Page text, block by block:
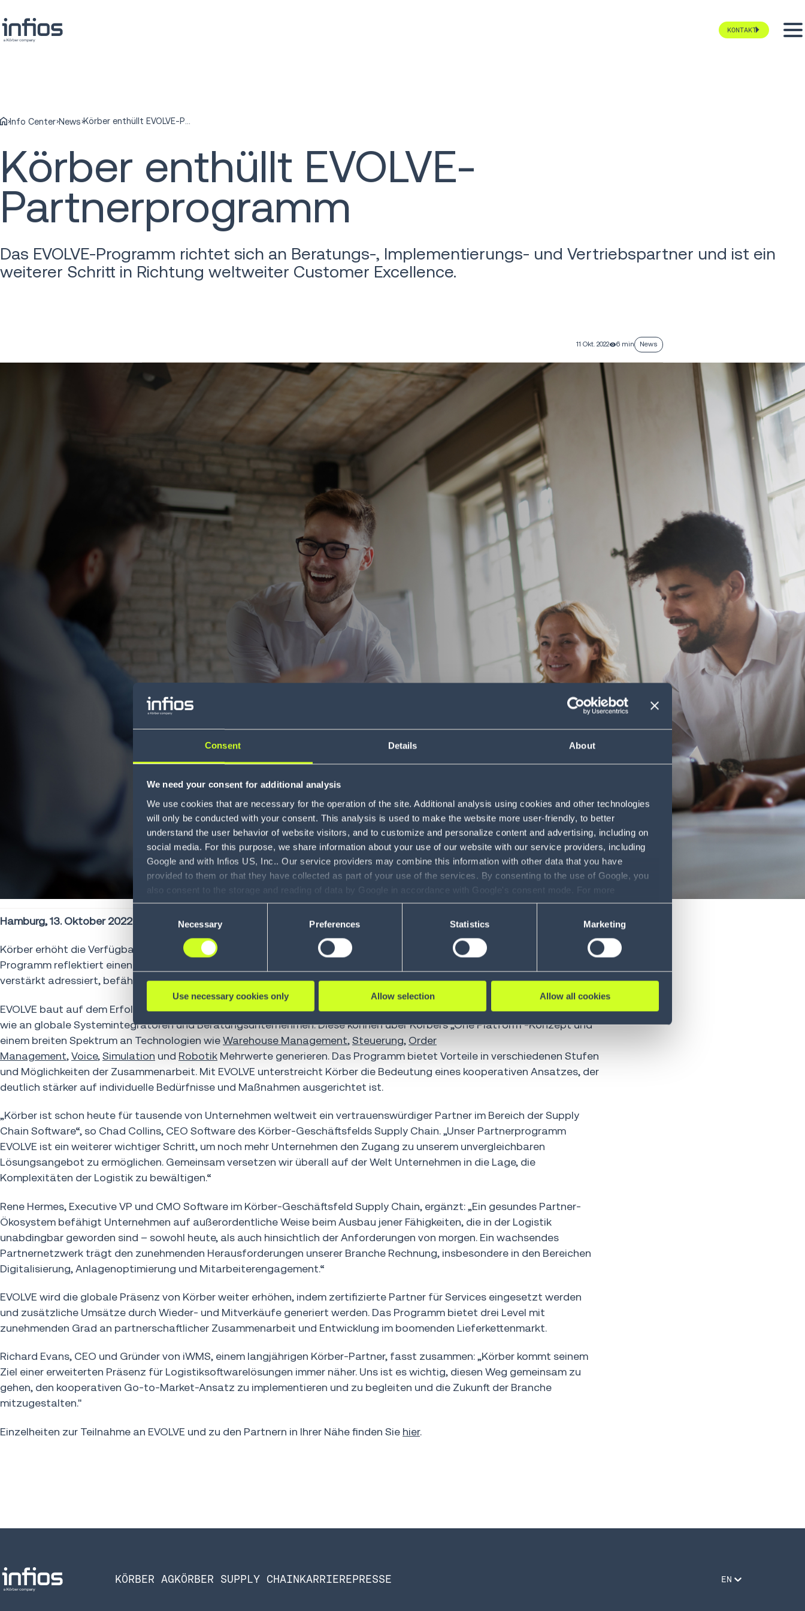
Consent Details About
We need your consent for additional analysis
We use cookies that are necessary for the operation of the site. Additional analysis using cookies and other technologies
will only be conducted with your consent. This analysis is used to make the website more user-friendly, to better
understand the user behavior of website visitors, and to customize and personalize content and advertising, including on
social media. For this purpose, we share information about your use of our website with our service providers, including
Google and with Infios US, Inc.. Our service providers may combine this information with other data that you have
provided to them or that they have collected as part of your use of the services. By consenting to the use of Google, you
also consent to the storage and reading of data by Google in accordance with Google's consent mode. For more
information, including the ability to revoke your consent and the service providers we use, please refer to our Privacy
see Privacy Policy
Selection
Necessary Preferences Statistics Marketing
Use necessary cookies only Allow selection Allow all cookies
KONTAKT
Info Center News
Körber enthüllt EVOLVE-
Partnerprogramm
Das EVOLVE-Programm richtet sich an Beratungs-, Implementierungs- und Vertriebspartner und ist ein
weiterer Schritt in Richtung weltweiter Customer Excellence.
11 Okt. 2022 6 min News
Hamburg, 13. Oktober 2022.
Körber erhöht die Verfügbarkeit seiner Logistiksoftwarelösungen durch das neue Partnerschaftsmodell EVOLVE. Das
Programm reflektiert einen maßgeschneiderten Ansatz, über den angesehene Akteure der gesamten Logistikbranche
verstärkt adressiert, befähigt und unterstützt werden.
EVOLVE baut auf dem Erfolg bestehender Kooperationen auf und richtet sich an kleine und wachsende Partner ebenso
wie an globale Systemintegratoren und Beratungsunternehmen. Diese können über Körbers „One Platform"-Konzept und
einem breiten Spektrum an Technologien wieWarehouse Management, Steuerung, Order
Management, Voice, Simulation und Robotik Mehrwerte generieren. Das Programm bietet Vorteile in verschiedenen Stufen
und Möglichkeiten der Zusammenarbeit. Mit EVOLVE unterstreicht Körber die Bedeutung eines kooperativen Ansatzes, der
deutlich stärker auf individuelle Bedürfnisse und Maßnahmen ausgerichtet ist.
„Körber ist schon heute für tausende von Unternehmen weltweit ein vertrauenswürdiger Partner im Bereich der Supply
Chain Software“, so Chad Collins, CEO Software des Körber-Geschäftsfelds Supply Chain. „Unser Partnerprogramm
EVOLVE ist ein weiterer wichtiger Schritt, um noch mehr Unternehmen den Zugang zu unserem unvergleichbaren
Lösungsangebot zu ermöglichen. Gemeinsam versetzen wir überall auf der Welt Unternehmen in die Lage, die
Komplexitäten der Logistik zu bewältigen.“
Rene Hermes, Executive VP und CMO Software im Körber-Geschäftsfeld Supply Chain, ergänzt: „Ein gesundes Partner-
Ökosystem befähigt Unternehmen auf außerordentliche Weise beim Ausbau jener Fähigkeiten, die in der Logistik
unabdingbar geworden sind – sowohl heute, als auch hinsichtlich der Anforderungen von morgen. Ein wachsendes
Partnernetzwerk trägt den zunehmenden Herausforderungen unserer Branche Rechnung, insbesondere in den Bereichen
Digitalisierung, Anlagenoptimierung und Mitarbeiterengagement.“
EVOLVE wird die globale Präsenz von Körber weiter erhöhen, indem zertifizierte Partner für Services eingesetzt werden
und zusätzliche Umsätze durch Wieder- und Mitverkäufe generiert werden. Das Programm bietet drei Level mit
zunehmenden Grad an partnerschaftlicher Zusammenarbeit und Entwicklung im boomenden Lieferkettenmarkt.
Richard Evans, CEO und Gründer von iWMS, einem langjährigen Körber-Partner, fasst zusammen: „Körber kommt seinem
Ziel einer erweiterten Präsenz für Logistiksoftwarelösungen immer näher. Uns ist es wichtig, diesen Weg gemeinsam zu
gehen, den kooperativen Go-to-Market-Ansatz zu implementieren und zu begleiten und die Zukunft der Branche
mitzugestalten."
Einzelheiten zur Teilnahme an EVOLVE und zu den Partnern in Ihrer Nähe finden Sie hier.
KÖRBER AGKÖRBER SUPPLY CHAINKARRIEREPRESSE EN